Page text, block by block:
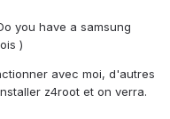
you have a samsung
)
avec moi, d'autres
z4root et on verra.